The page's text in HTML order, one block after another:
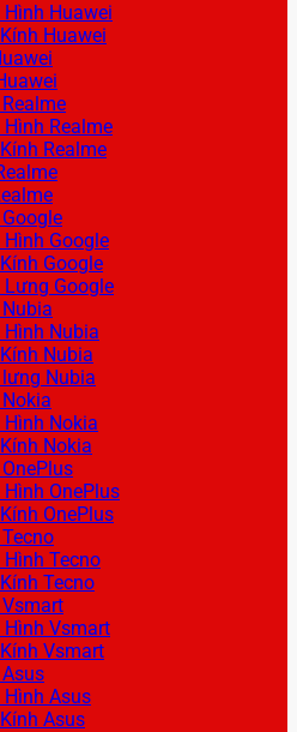
Huawei
Huawei
Realme
Realme
Google
Google
Google
Nubia
Nubia
Nubia
Nokia
Nokia
OnePlus
OnePlus
Tecno
Tecno
Vsmart
Vsmart
Asus
Asus